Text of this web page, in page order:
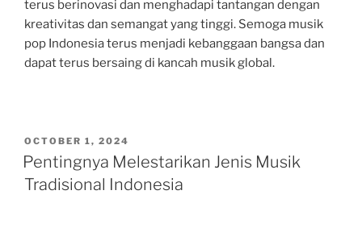
terus berinovasi dan menghadapi tantangan dengan
kreativitas dan semangat yang tinggi. Semoga musik
pop Indonesia terus menjadi kebanggaan bangsa dan
dapat terus bersaing di kancah musik global.
POSTED
ON
OCTOBER 1, 2024
Pentingnya Melestarikan Jenis Musik
Tradisional Indonesia